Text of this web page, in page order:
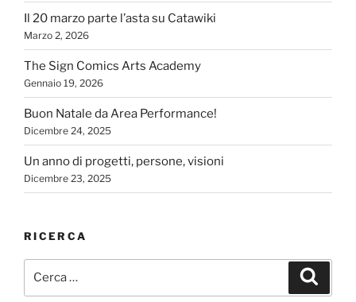
Il 20 marzo parte l’asta su Catawiki
Marzo 2, 2026
The Sign Comics Arts Academy
Gennaio 19, 2026
Buon Natale da Area Performance!
Dicembre 24, 2025
Un anno di progetti, persone, visioni
Dicembre 23, 2025
RICERCA